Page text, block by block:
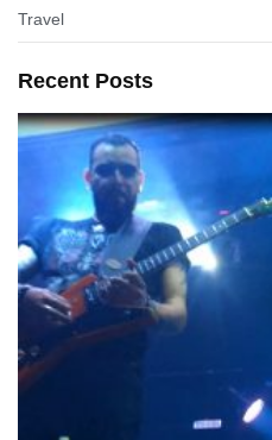
Travel
Recent Posts